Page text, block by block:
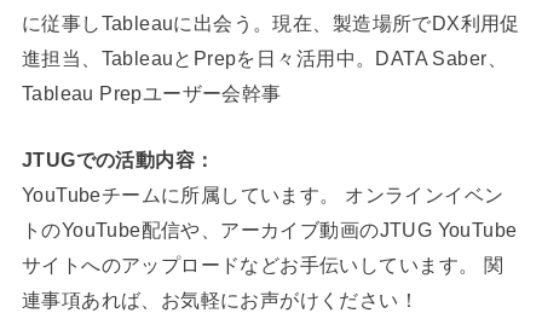
に従事しTableauに出会う。現在、製造場所でDX利用促
進担当、TableauとPrepを日々活用中。DATA Saber、
Tableau Prepユーザー会幹事
JTUGでの活動内容：
YouTubeチームに所属しています。 オンラインイベン
トのYouTube配信や、アーカイブ動画のJTUG YouTube
サイトへのアップロードなどお手伝いしています。 関
連事項あれば、お気軽にお声がけください！